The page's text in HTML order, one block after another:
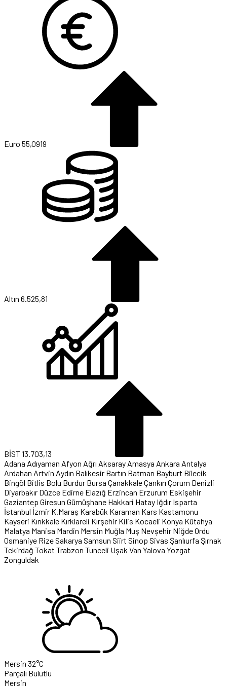
Euro 55,0919
Altın 6.525,81
BİST13.703,13
Adana Adıyaman Afyon Ağrı Aksaray Amasya Ankara Antalya
Ardahan Artvin Aydın Balıkesir Bartın Batman Bayburt Bilecik
Bingöl Bitlis Bolu Burdur Bursa ÇanakkaleÇankırı Çorum Denizli
Diyarbakır Düzce Edirne Elazığ Erzincan Erzurum Eskişehir
Gaziantep Giresun Gümüşhane Hakkari Hatay Iğdır Isparta
İstanbul İzmir K.Maraş Karabük Karaman Kars Kastamonu
Kayseri Kırıkkale Kırklareli Kırşehir Kilis Kocaeli Konya Kütahya
Malatya Manisa Mardin Mersin Muğla Muş Nevşehir NiğdeOrdu
Osmaniye RizeSakarya Samsun Siirt Sinop Sivas Şanlıurfa Şırnak
Tekirdağ Tokat Trabzon Tunceli Uşak Van Yalova Yozgat
Zonguldak
Mersin 32°C
Parçalı Bulutlu
Mersin